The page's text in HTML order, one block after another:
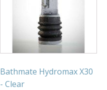
Bathmate Hydromax X30
- Clear